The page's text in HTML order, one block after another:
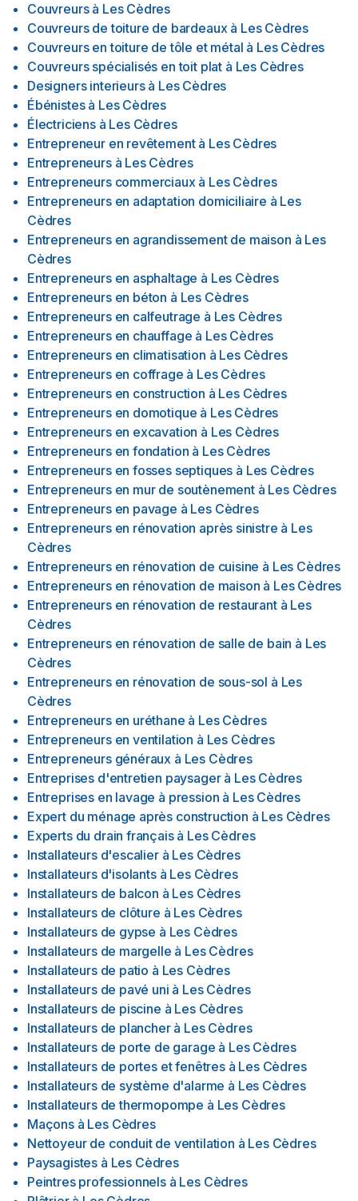
Couvreurs à Les Cèdres
Couvreurs de toiture de bardeaux à Les Cèdres
Couvreurs en toiture de tôle et métal à Les Cèdres
Couvreurs spécialisés en toit plat à Les Cèdres
Designers interieurs à Les Cèdres
Ébénistes à Les Cèdres
Électriciens à Les Cèdres
Entrepreneur en revêtement à Les Cèdres
Entrepreneurs à Les Cèdres
Entrepreneurs commerciaux à Les Cèdres
Entrepreneurs en adaptation domiciliaire à Les
Cèdres
Entrepreneurs en agrandissement de maison à Les
Cèdres
Entrepreneurs en asphaltage à Les Cèdres
Entrepreneurs en béton à Les Cèdres
Entrepreneurs en calfeutrage à Les Cèdres
Entrepreneurs en chauffage à Les Cèdres
Entrepreneurs en climatisation à Les Cèdres
Entrepreneurs en coffrage à Les Cèdres
Entrepreneurs en construction à Les Cèdres
Entrepreneurs en domotique à Les Cèdres
Entrepreneurs en excavation à Les Cèdres
Entrepreneurs en fondation à Les Cèdres
Entrepreneurs en fosses septiques à Les Cèdres
Entrepreneurs en mur de soutènement à Les Cèdres
Entrepreneurs en pavage à Les Cèdres
Entrepreneurs en rénovation après sinistre à Les
Cèdres
Entrepreneurs en rénovation de cuisine à Les Cèdres
Entrepreneurs en rénovation de maison à Les Cèdres
Entrepreneurs en rénovation de restaurant à Les
Cèdres
Entrepreneurs en rénovation de salle de bain à Les
Cèdres
Entrepreneurs en rénovation de sous-sol à Les
Cèdres
Entrepreneurs en uréthane à Les Cèdres
Entrepreneurs en ventilation à Les Cèdres
Entrepreneurs généraux à Les Cèdres
Entreprises d'entretien paysager à Les Cèdres
Entreprises en lavage à pression à Les Cèdres
Expert du ménage après construction à Les Cèdres
Experts du drain français à Les Cèdres
Installateurs d'escalier à Les Cèdres
Installateurs d'isolants à Les Cèdres
Installateurs de balcon à Les Cèdres
Installateurs de clôture à Les Cèdres
Installateurs de gypse à Les Cèdres
Installateurs de margelle à Les Cèdres
Installateurs de patio à Les Cèdres
Installateurs de pavé uni à Les Cèdres
Installateurs de piscine à Les Cèdres
Installateurs de plancher à Les Cèdres
Installateurs de porte de garage à Les Cèdres
Installateurs de portes et fenêtres à Les Cèdres
Installateurs de système d'alarme à Les Cèdres
Installateurs de thermopompe à Les Cèdres
Maçons à Les Cèdres
Nettoyeur de conduit de ventilation à Les Cèdres
Paysagistes à Les Cèdres
Peintres professionnels à Les Cèdres